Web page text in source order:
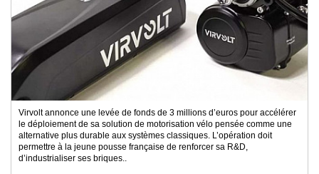
Virvolt annonce une levée de fonds de 3 millions d’euros pour accélérer
le déploiement de sa solution de motorisation vélo pensée comme une
alternative plus durable aux systèmes classiques. L’opération doit
permettre à la jeune pousse française de renforcer sa R&D,
d’industrialiser ses briques..